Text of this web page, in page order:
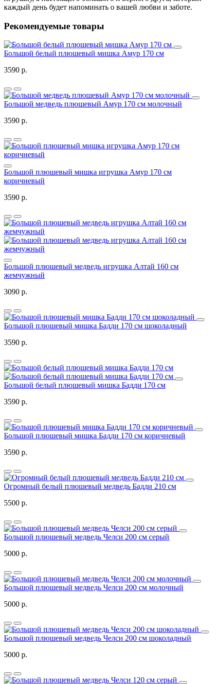
каждый день будет напоминать о вашей любви и заботе.
Рекомендуемые товары
Большой белый плюшевый мишка Амур 170 см
3590 р.
Большой медведь плюшевый Амур 170 см молочный
3590 р.
Большой плюшевый мишка игрушка Амур 170 см
коричневый
3590 р.
Большой плюшевый медведь игрушка Алтай 160 см
жемчужный
3090 р.
Большой плюшевый мишка Бадди 170 см шоколадный
3590 р.
Большой белый плюшевый мишка Бадди 170 см
3590 р.
Большой плюшевый мишка Бадди 170 см коричневый
3590 р.
Огромный белый плюшевый медведь Бадди 210 см
5500 р.
Большой плюшевый медведь Челси 200 см серый
5000 р.
Большой плюшевый медведь Челси 200 см молочный
5000 р.
Большой плюшевый медведь Челси 200 см шоколадный
5000 р.